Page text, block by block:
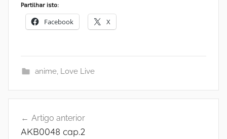
Partilhar isto:
Facebook X
anime, Love Live
Artigo anterior
AKB0048 cap.2